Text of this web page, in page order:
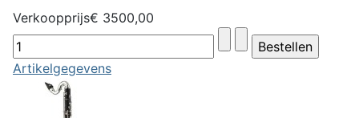
Verkoopprijs€ 3500,00
Artikelgegevens